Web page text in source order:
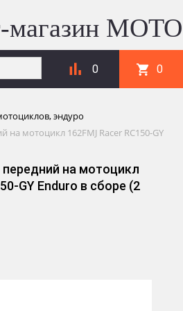
0 0
эндуро
мотоцикл 162FMJ Racer RC150-GY
на мотоцикл
GY Enduro в сборе (2